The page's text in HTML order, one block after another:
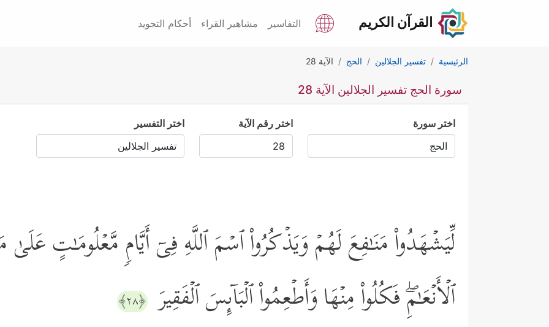
القرآن الكريم التفاسير مشاهير القراء أحكام التجويد
الرئيسية تفسير الجلالين الحج الآية 28
سورة الحج تفسير الجلالين الآية 28
اختر سورة اختر رقم الآية اختر التفسير
لِّیَشۡهَدُواْ مَنَـٰفِعَ لَهُمۡ وَیَذۡكُرُواْ ٱسۡمَ ٱللَّهِ فِیۤ أَیَّامࣲ مَّعۡلُومَـٰتٍ
ٱلۡأَنۡعَـٰمِۖ فَكُلُواْ مِنۡهَا وَأَطۡعِمُواْ ٱلۡبَاۤىِٕسَ ٱلۡفَقِیرَ ﴿٢٨﴾